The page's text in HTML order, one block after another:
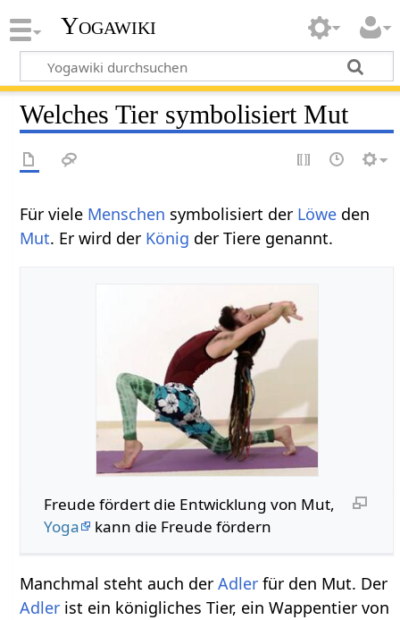
Yogawiki
Welches Tier symbolisiert Mut
Für viele Menschen symbolisiert der Löwe den
Mut. Er wird der König der Tiere genannt.
Freude fördert die Entwicklung von Mut,
Yoga
kann die Freude fördern
Manchmal steht auch derAdler für den Mut. Der
Adler ist ein königliches Tier, ein Wappentier von